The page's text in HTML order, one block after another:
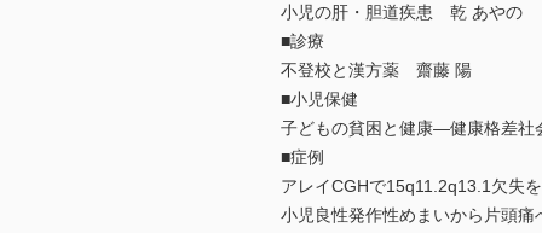
小児の肝・胆道疾患 乾 あやの
■診療
不登校と漢方薬 齋藤 陽
■小児保健
子どもの貧困と健康―健康格差
■症例
アレイCGHで15q11.2q13.1欠失
小児良性発作性めまいから片頭